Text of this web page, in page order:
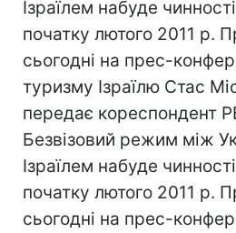
Ізраїлем набуде
початку лютого 2011 р.
сьогодні на прес-
туризму Ізраїлю Стас
передає кореспондент
Безвізовий режим між
Ізраїлем набуде
початку лютого 2011 р.
сьогодні на прес-